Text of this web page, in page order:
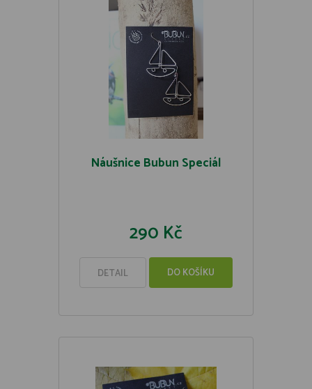
Náušnice Bubun Speciál
290 Kč
DETAIL DO KOŠÍKU